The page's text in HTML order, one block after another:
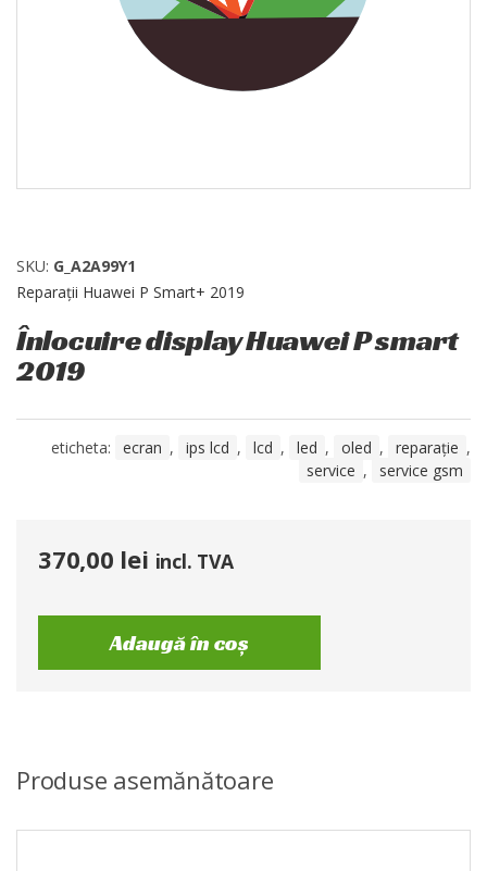
SKU: G_A2A99Y1
Reparații Huawei P Smart+ 2019
Înlocuire display Huawei P smart
2019
eticheta: ecran , ips lcd , lcd , led , oled , reparație ,
service , service gsm
370,00 lei incl. TVA
Adaugă în coș
Produse asemănătoare